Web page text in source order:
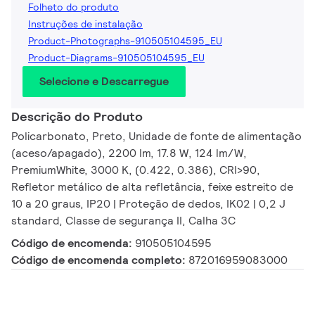
Folheto do produto
Instruções de instalação
Product-Photographs-910505104595_EU
Product-Diagrams-910505104595_EU
Selecione e Descarregue
Descrição do Produto
Policarbonato, Preto, Unidade de fonte de alimentação
(aceso/apagado), 2200 lm, 17.8 W, 124 lm/W,
PremiumWhite, 3000 K, (0.422, 0.386), CRI>90,
Refletor metálico de alta refletância, feixe estreito de
10 a 20 graus, IP20 | Proteção de dedos, IK02 | 0,2 J
standard, Classe de segurança II, Calha 3C
Código de encomenda: 910505104595
Código de encomenda completo: 872016959083000